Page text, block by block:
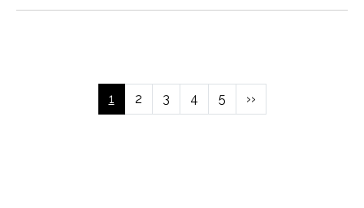
Přihlášením k newsletteru souhlasíte sObchodními
Aktuální
stránka
1 Page
2 Page
3 Page
4 Page
5
Následující
stránka
››